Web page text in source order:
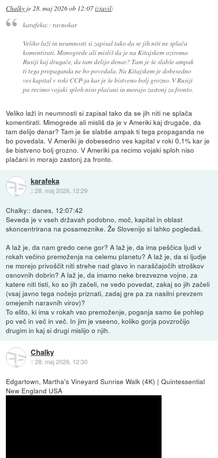
Chalky je28. maj 2026 ob 12:07izjavil:
karafeka:: ravnokar
Veliko laži in neumnosti si zapisal tako da se jih niti ne splača
komentirati. Mimogrede ali misliš da je na Kitajskem oziroma
Rusiji kaj drugače, da tam delijo denar? Tam je še slabše ampak
ti tega propaganda ne bo povedala. Na Kitajskem je dobesedno
ves kapital v roki CCP-ja kar je še bistveno bolj grozno. V Rusiji
pa recimo vojaki sploh niso plačani in morajo zastonj za fronto.
Veliko laži in neumnosti si zapisal tako da se jih niti ne splača
komentirati. Mimogrede ali misliš da je v Ameriki kaj drugače, da
tam delijo denar? Tam je še slabše ampak ti tega propaganda ne
bo povedala. V Ameriki je dobesedno ves kapital v roki 0,1% kar je
še bistveno bolj grozno. V Ameriki pa recimo vojaki sploh niso
plačani in morajo zastonj za fronto.
karafeka
::28. maj 2026, 12:29
Chalky:: danes, 12:07:42
Seveda je v vseh državah podobno, moč, kapital in oblast
skoncentrirana na posameznike. Že Slovenijo si lahko pogledaš.
A laž je, da nam gredo cene gor? A laž je, da ima peščica ljudi v
rokah večino premoženja na celemu planetu? A laž je, da si ljudje
ne morejo privoščit niti strehe nad glavo in naraščajočih stroškov
osnovnih dobrin? A laž je, da imamo neke brezvezne vojne, za
katere niti tisti, ko so jih začeli, ne vedo povedat, zakaj so jih začeli
(vsaj javno tega nočejo priznati, zadaj gre pa za nasilni prevzem
omejenih naravnih virov)?
To elito, ki ima v rokah vso premoženje, poganja samo še pohlep
po več in več in več. In jim je vseeno, koliko gorja povzročijo
drugim in kaj si drugi mislijo o njih.
Chalky
::28. maj 2026, 12:30
Edgartown, Martha's Vineyard Sunrise Walk (4K) | Quintessential
New England USA